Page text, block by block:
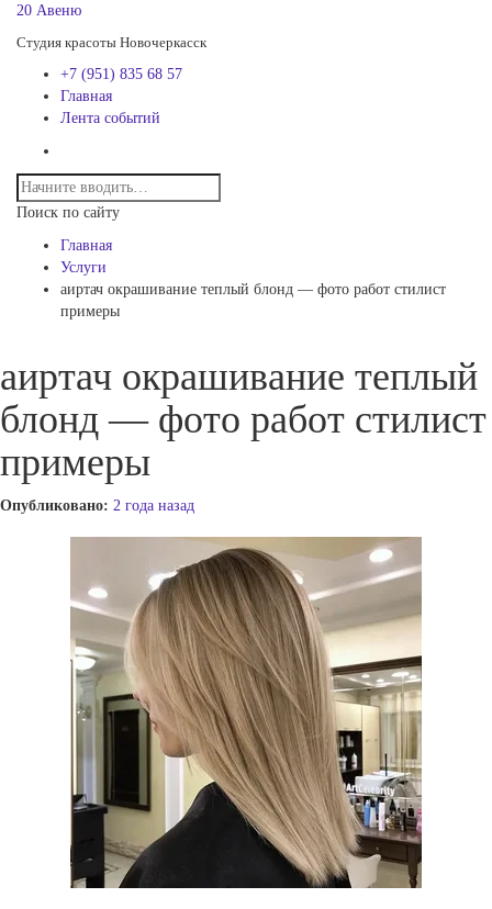
20 Авеню
Студия красоты Новочеркасск
+7 (951) 835 68 57
Главная
Лента событий
Поиск по сайту
Главная
Услуги
аиртач окрашивание теплый блонд — фото работ стилист
примеры
аиртач окрашивание теплый
блонд — фото работ стилист
примеры
Опубликовано: 2 года назад